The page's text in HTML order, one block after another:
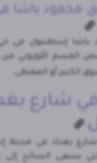
محمود باشا
إسطنبول في حي
القسم الأوروبي من
الكبير أو المغطى.
شارع
بغداد في مدينة
يسعى السائح إلى